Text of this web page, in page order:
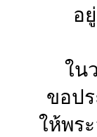
อ
ใน
ขอป
ให้พร